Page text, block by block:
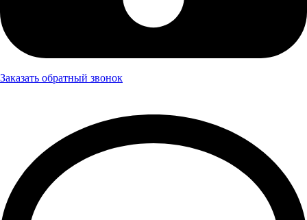
Заказать обратный звонок